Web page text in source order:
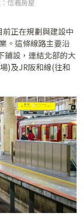
信義房屋
前正在規劃與建設中
。這條線路主要沿
鋪設，連結北部的大
)及JR阪和線(往和